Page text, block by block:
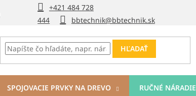
+421 484 728
444
bbtechnik@bbtechnik.sk
HĽADAŤ
SPOJOVACIE PRVKY NA DREVO RUČNÉ NÁRADIE